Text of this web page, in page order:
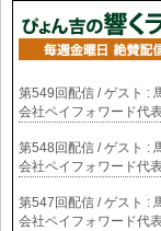
第549回配信 / ゲスト :
会社ペイフォワード代
第548回配信 / ゲスト :
会社ペイフォワード代
第547回配信 / ゲスト :
会社ペイフォワード代